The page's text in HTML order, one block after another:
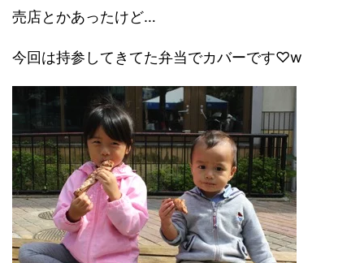
売店とかあったけど…
今回は持参してきてた弁当でカバーです♡w